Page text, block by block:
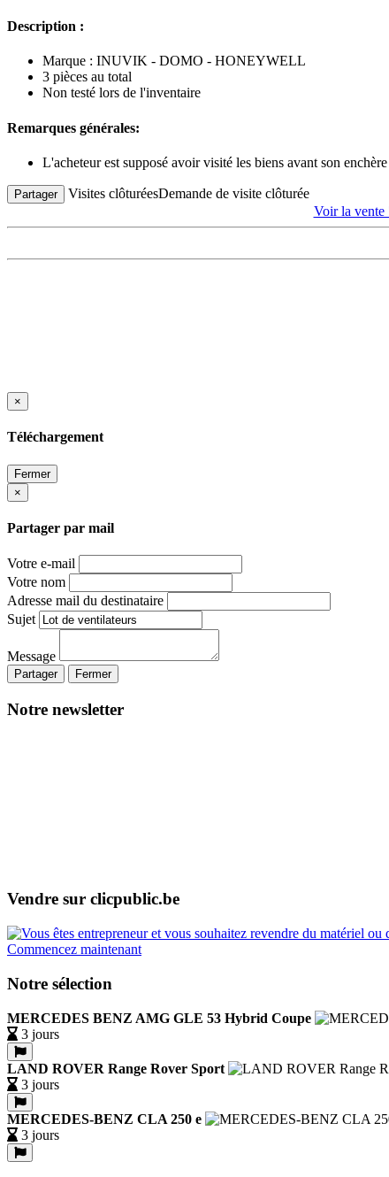
Description :
Marque : INUVIK - DOMO - HONEYWELL
3 pièces au total
Non testé lors de l'inventaire
Remarques générales:
L'acheteur est supposé avoir visité les biens avant son
Partager Visites clôturéesDemande de visite clôturée
Voir la
×
Téléchargement
Fermer
×
Partager par mail
Votre e-mail
Votre nom
Adresse mail du destinataire
Sujet
Message
Partager Fermer
Notre newsletter
Vendre sur clicpublic.be
Commencez maintenant
Notre sélection
MERCEDES BENZ AMG GLE 53 Hybrid Coupe
3 jours
LAND ROVER Range Rover Sport
3 jours
MERCEDES-BENZ CLA 250 e
3 jours